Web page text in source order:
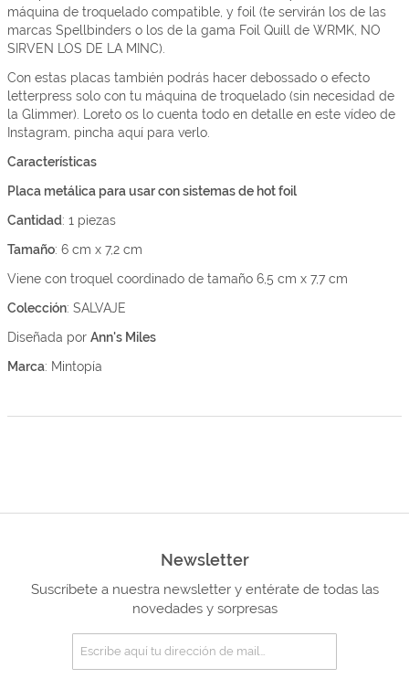
máquina de troquelado compatible, y foil (te servirán los de las
marcas Spellbinders o los de la gama Foil Quill de WRMK, NO
SIRVEN LOS DE LA MINC).
Con estas placas también podrás hacer debossado o efecto
letterpress solo con tu máquina de troquelado (sin necesidad de
la Glimmer). Loreto os lo cuenta todo en detalle en este vídeo de
Instagram, pincha aquí para verlo
Características
Placa metálica para usar con sistemas de hot foil
Cantidad: 1 piezas
Tamaño: 6 cm x 7,2 cm
Viene con troquel coordinado de tamaño 6,5 cm x 7,7 cm
Colección: SALVAJE
Diseñada por Ann's Miles
Marca: Mintopía
Newsletter
Suscríbete a nuestra newsletter y entérate de todas las
novedades y sorpresas